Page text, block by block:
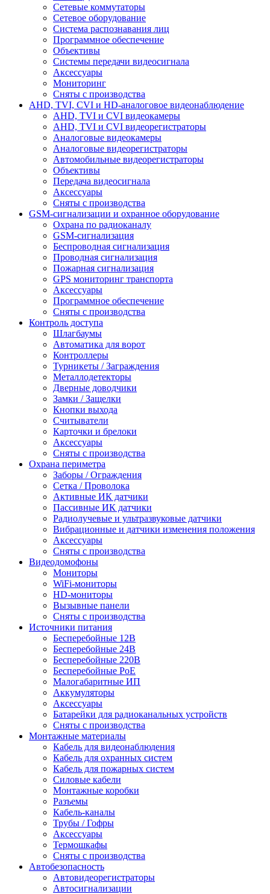
Сетевые коммутаторы
Сетевое оборудование
Система распознавания лиц
Программное обеспечение
Объективы
Системы передачи видеосигнала
Аксессуары
Мониторинг
Сняты с производства
AHD, TVI, CVI и HD-аналоговое видеонаблюдение
AHD, TVI и CVI видеокамеры
AHD, TVI и CVI видеорегистраторы
Аналоговые видеокамеры
Аналоговые видеорегистраторы
Автомобильные видеорегистраторы
Объективы
Передача видеосигнала
Аксессуары
Сняты с производства
GSM-сигнализации и охранное оборудование
Охрана по радиоканалу
GSM-сигнализация
Беспроводная сигнализация
Проводная сигнализация
Пожарная сигнализация
GPS мониторинг транспорта
Аксессуары
Программное обеспечение
Сняты с производства
Контроль доступа
Шлагбаумы
Автоматика для ворот
Контроллеры
Турникеты / Заграждения
Металлодетекторы
Дверные доводчики
Замки / Защелки
Кнопки выхода
Считыватели
Карточки и брелоки
Аксессуары
Сняты с производства
Охрана периметра
Заборы / Ограждения
Сетка / Проволока
Активные ИК датчики
Пассивные ИК датчики
Радиолучевые и ультразвуковые датчики
Вибрационные и датчики изменения положения
Аксессуары
Сняты с производства
Видеодомофоны
Мониторы
WiFi-мониторы
HD-мониторы
Вызывные панели
Сняты с производства
Источники питания
Бесперебойные 12В
Бесперебойные 24В
Бесперебойные 220В
Бесперебойные PoE
Малогабаритные ИП
Аккумуляторы
Аксессуары
Батарейки для радиоканальных устройств
Сняты с производства
Монтажные материалы
Кабель для видеонаблюдения
Кабель для охранных систем
Кабель для пожарных систем
Силовые кабели
Монтажные коробки
Разъемы
Кабель-каналы
Трубы / Гофры
Аксессуары
Термошкафы
Сняты с производства
Автобезопасность
Автовидеорегистраторы
Автосигнализации